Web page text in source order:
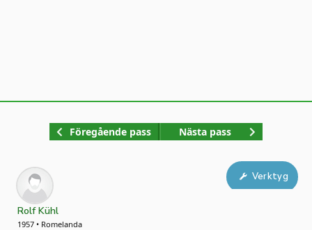
Föregående pass Nästa pass
Rolf Kühl
1957 • Romelanda
Verktyg